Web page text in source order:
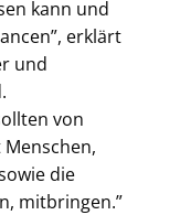
kann und
erklärt
und
von
die
mitbringen.”